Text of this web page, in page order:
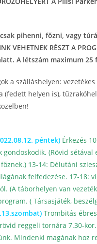
pihenni, főzni, vagy
VEHETNEK RÉSZT A
A létszám maximum
a szálláshelyen:
(fedett helyen is),
péntek) Érkezés
gondoskodik. (Rövid
13-14: Délutáni
felfedezése. 17-18:
(A táborhelyen van
( Társasjáték,
Trombitás
reggeli tornára 7.30-
Mindenki magának hoz